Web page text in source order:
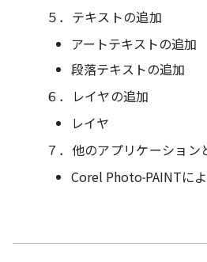
５．テキストの追加
アートテキストの追加
段落テキストの追加
６．レイヤの追加
レイヤ
７．他のアプリケーション
Corel Photo-PAINTに